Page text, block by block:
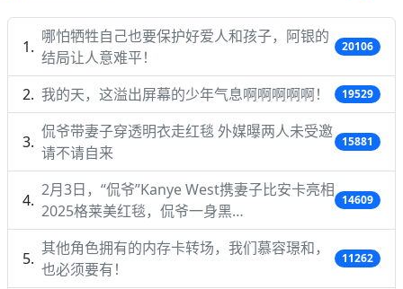
哪怕牺牲自己也要保护好爱人和孩子，阿银的
结局让人意难平！
20106
我的天，这溢出屏幕的少年气息啊啊啊啊啊！ 19529
侃爷带妻子穿透明衣走红毯 外媒曝两人未受邀
请不请自来
15881
2月3日，“侃爷”Kanye West携妻子比安卡亮相
2025格莱美红毯，侃爷一身黑…
14609
其他角色拥有的内存卡转场，我们慕容璟和，
也必须要有！
11262